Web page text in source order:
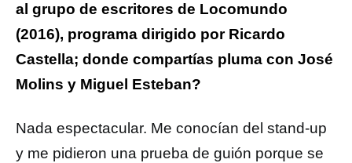
al grupo de escritores de Locomundo
(2016), programa dirigido por Ricardo
Castella; donde compartías pluma con José
Molins y Miguel Esteban?
Nada espectacular. Me conocían del stand-up
y me pidieron una prueba de guión porque se